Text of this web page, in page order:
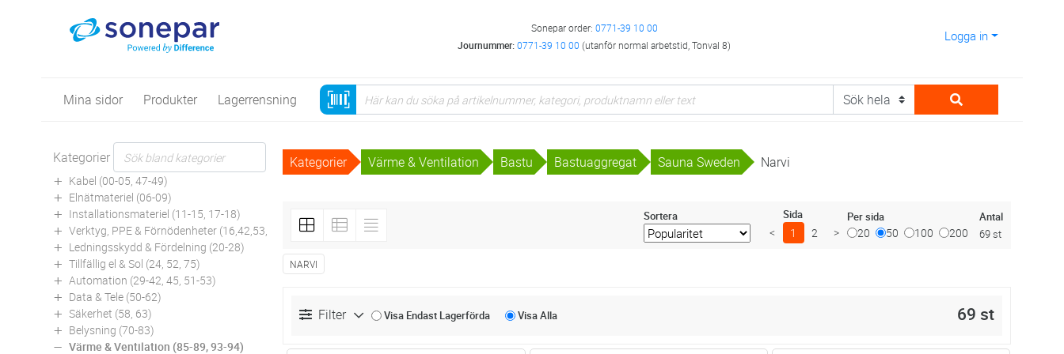
Sonepar order: 0771-39 10 00
Journummer:0771-39 10 00 (utanför normal arbetstid, Tonval 8)
Logga in
Mina sidor Produkter Lagerrensning
Kategorier
Kabel (00-05, 47-49)
Elnätmateriel (06-09)
Installationsmateriel (11-15, 17-18)
Verktyg, PPE & Förnödenheter (16,42,53,94)
Ledningsskydd & Fördelning (20-28)
Tillfällig el & Sol (24, 52, 75)
Automation (29-42, 45, 51-53)
Data & Tele (50-62)
Säkerhet (58, 63)
Belysning (70-83)
Värme & Ventilation (85-89, 93-94)
Kategorier Värme & Ventilation Bastu Bastuaggregat Sauna Sweden Narvi
Sortera Sida
< 1 2 >
Per sida
20 50 100 200
Antal
69 st
NARVI
Filter Visa Endast Lagerförda VisaAlla 69 st